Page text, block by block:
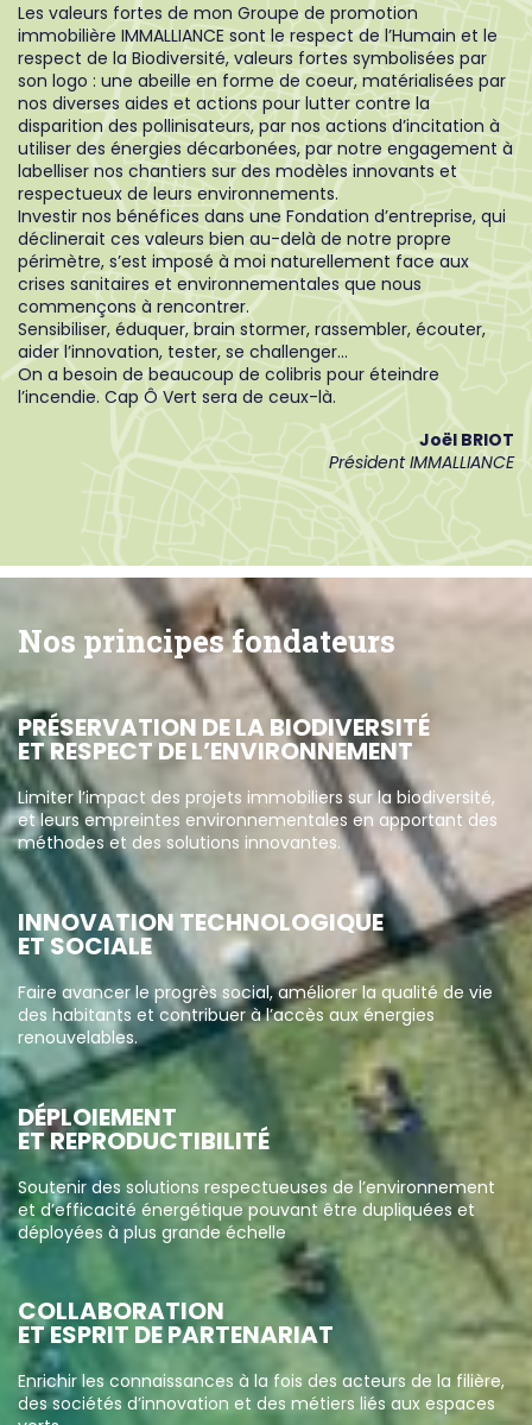
Les valeurs fortes de mon Groupe de promotion
immobilière IMMALLIANCE sont le respect de l’Humain et le
respect de la Biodiversité, valeurs fortes symbolisées par
son logo : une abeille en forme de coeur, matérialisées par
nos diverses aides et actions pour lutter contre la
disparition des pollinisateurs, par nos actions d’incitation à
utiliser des énergies décarbonées, par notre engagement à
labelliser nos chantiers sur des modèles innovants et
respectueux de leurs environnements.
Investir nos bénéfices dans une Fondation d’entreprise, qui
déclinerait ces valeurs bien au-delà de notre propre
périmètre, s’est imposé à moi naturellement face aux
crises sanitaires et environnementales que nous
commençons à rencontrer.
Sensibiliser, éduquer, brain stormer, rassembler, écouter,
aider l’innovation, tester, se challenger…
On a besoin de beaucoup de colibris pour éteindre
l’incendie. Cap Ô Vert sera de ceux-là.
Joël BRIOT
Président IMMALLIANCE
Nos principes fondateurs
PRÉSERVATION DE LA BIODIVERSITÉ
ET RESPECT DE L’ENVIRONNEMENT
Limiter l’impact des projets immobiliers sur la biodiversité,
et leurs empreintes environnementales en apportant des
méthodes et des solutions innovantes.
INNOVATION TECHNOLOGIQUE
ET SOCIALE
Faire avancer le progrès social, améliorer la qualité de vie
des habitants et contribuer à l’accès aux énergies
renouvelables.
DÉPLOIEMENT
ET REPRODUCTIBILITÉ
Soutenir des solutions respectueuses de l’environnement
et d’efficacité énergétique pouvant être dupliquées et
déployées à plus grande échelle
COLLABORATION
ET ESPRIT DE PARTENARIAT
Enrichir les connaissances à la fois des acteurs de la filière,
des sociétés d’innovation et des métiers liés aux espaces